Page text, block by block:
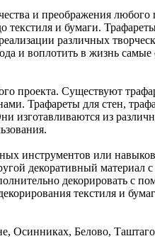
и преображения любого
и бумаги.
различных
и воплотить в жизнь самые
проекта. Существуют
Трафареты для стен,
изготавливаются из
инструментов или
декоративный материал
декорировать с
текстиля и
Осинниках, Белово,